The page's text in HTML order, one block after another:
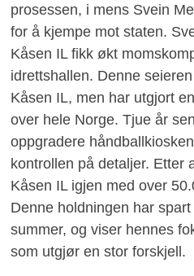
prosessen, i mens Svein
for å kjempe mot staten.
Kåsen IL fikk økt
idrettshallen. Denne
Kåsen IL, men har utgjort
over hele Norge. Tjue år
oppgradere
kontrollen på detaljer. Etter
Kåsen IL igjen med over
Denne holdningen har
summer, og viser hennes
som utgjør en stor forskjell.